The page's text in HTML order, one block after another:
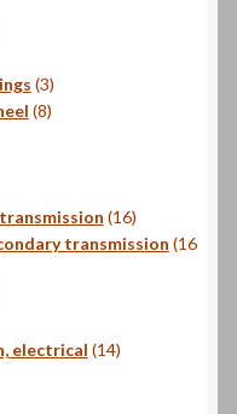
33
produits
88
1616
produits
transmission 16
electrical 1414